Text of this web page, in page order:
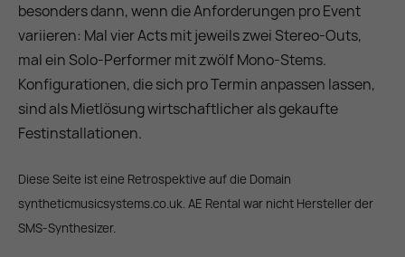
besonders dann, wenn die Anforderungen pro Event
variieren: Mal vier Acts mit jeweils zwei Stereo-Outs,
mal ein Solo-Performer mit zwölf Mono-Stems.
Konfigurationen, die sich pro Termin anpassen lassen,
sind als Mietlösung wirtschaftlicher als gekaufte
Festinstallationen.
Diese Seite ist eine Retrospektive auf die Domain
syntheticmusicsystems.co.uk. AE Rental war nicht Hersteller der
SMS-Synthesizer.